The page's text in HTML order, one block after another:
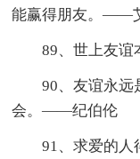
能赢得朋友。——
89、世上友
90、友谊永远
会。——纪伯伦
91、求爱的人